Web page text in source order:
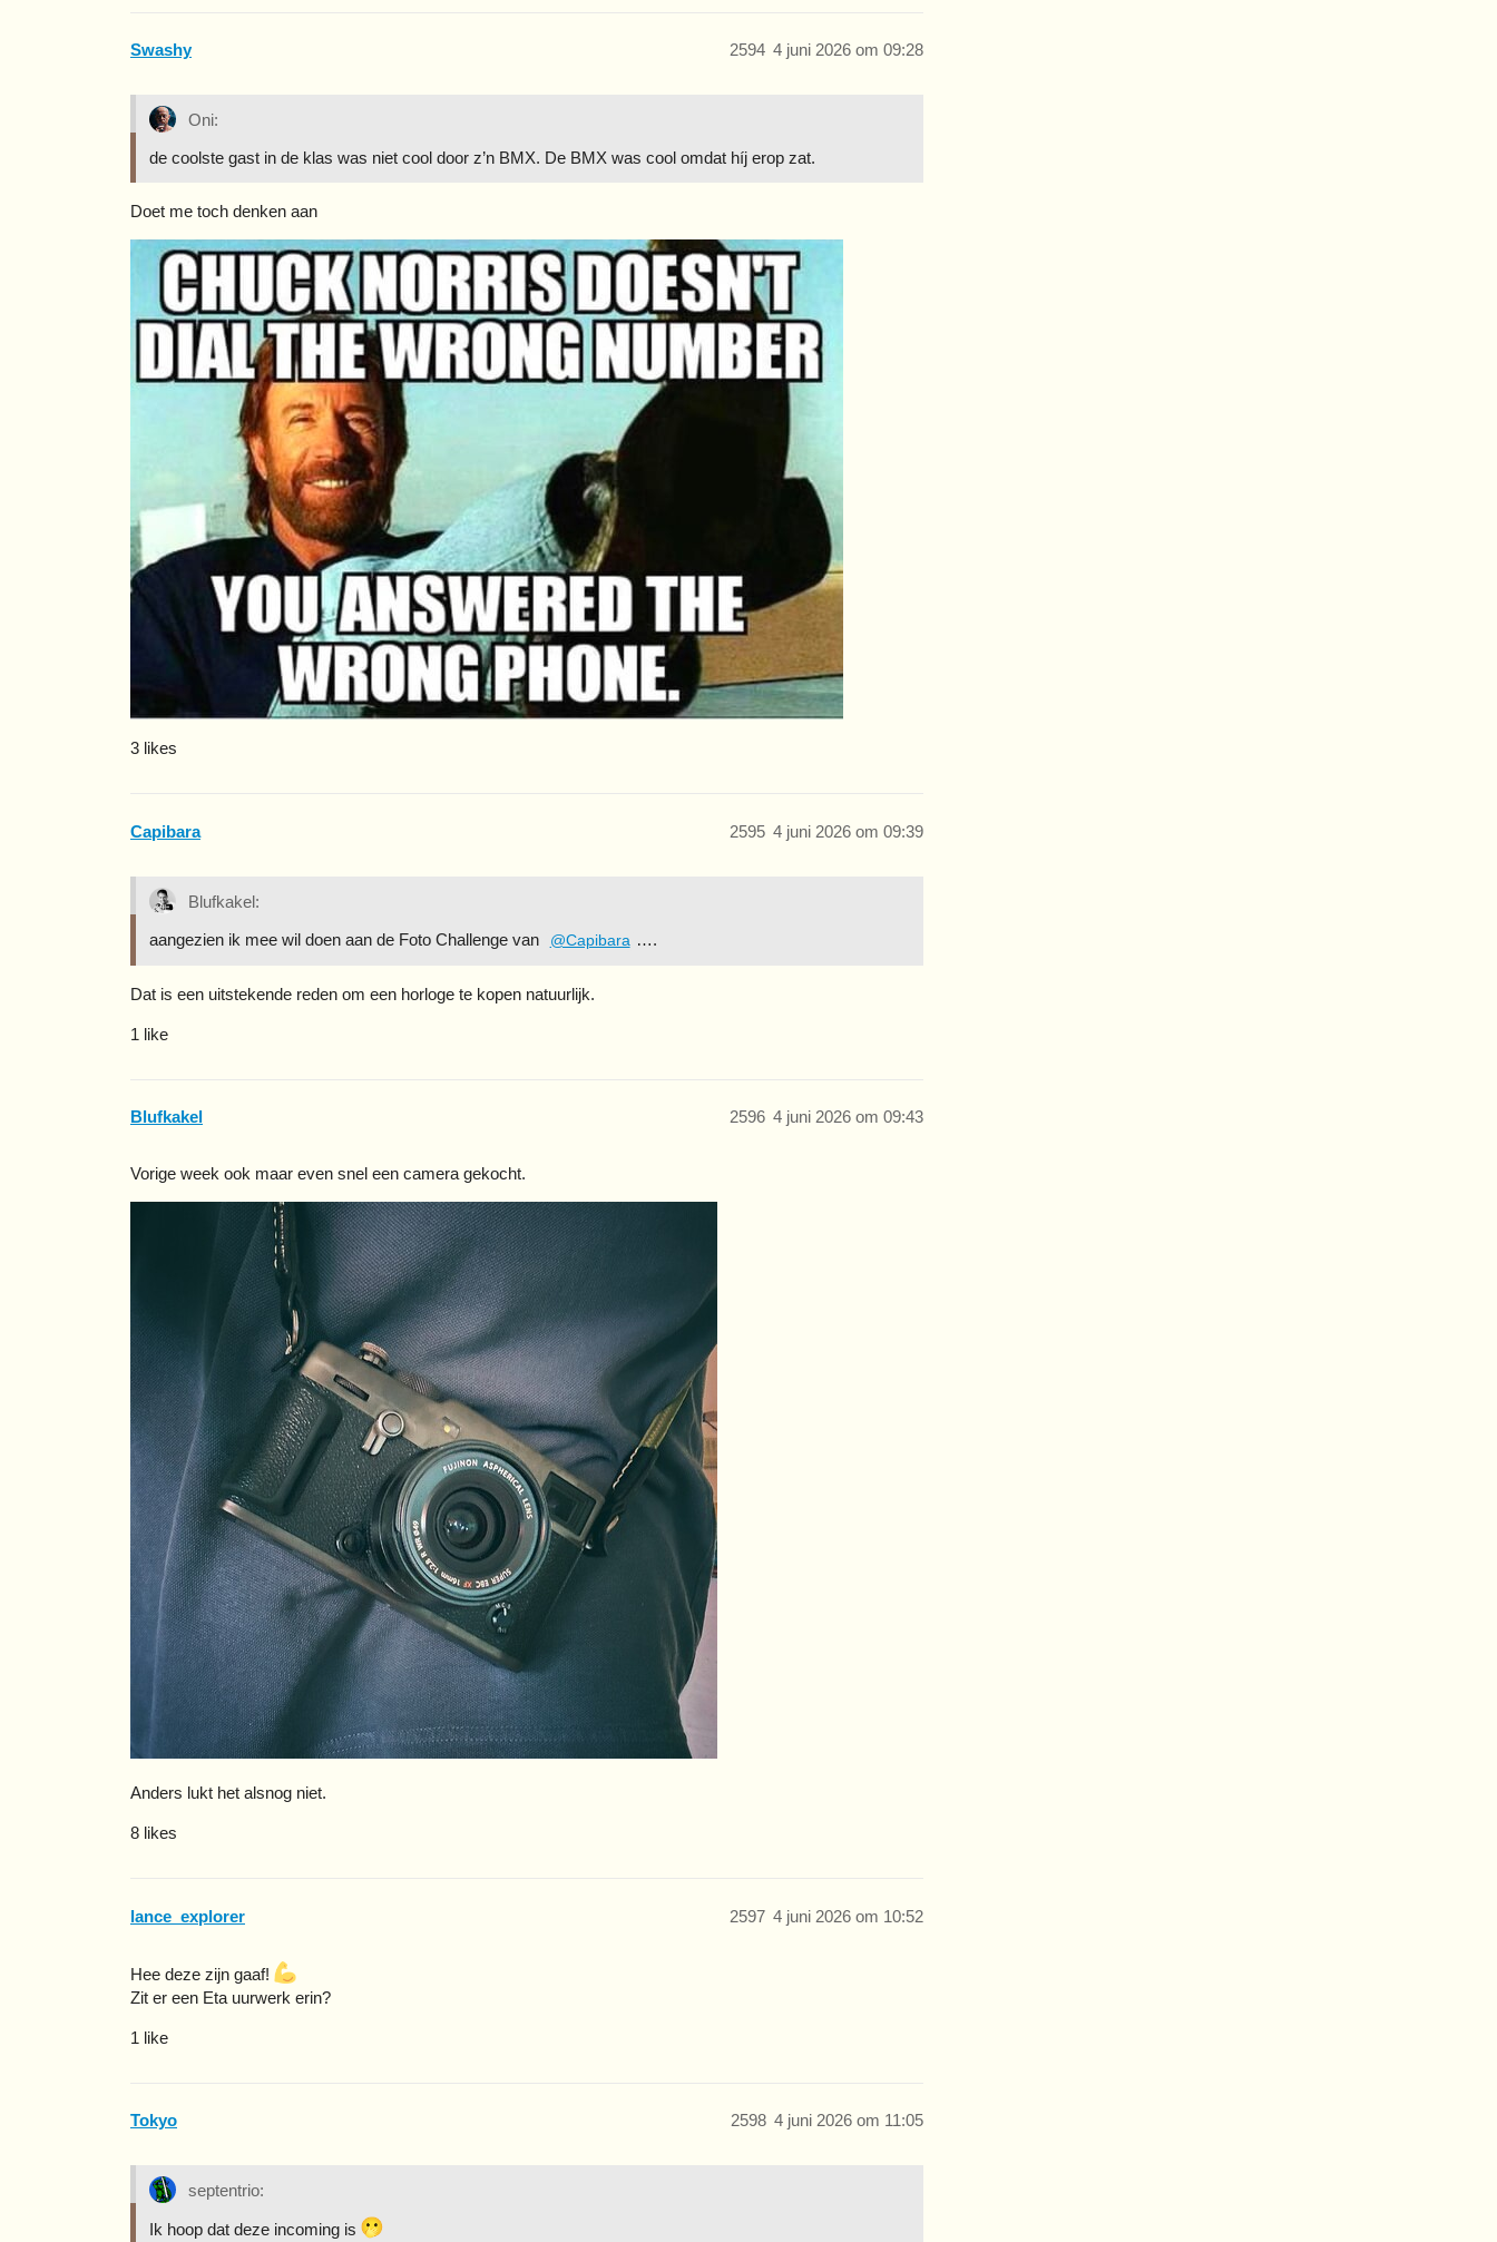
Swashy 4 juni 2026 om 09:28
2594
Oni:
de coolste gast in de klas was niet cool door z’n BMX. De BMX was cool omdat híj erop zat.
Doet me toch denken aan
3 likes
Capibara 4 juni 2026 om 09:39
2595
Blufkakel:
aangezien ik mee wil doen aan de Foto Challenge van @Capibara ….
Dat is een uitstekende reden om een horloge te kopen natuurlijk.
1 like
Blufkakel 4 juni 2026 om 09:43
2596
Vorige week ook maar even snel een camera gekocht.
Anders lukt het alsnog niet.
8 likes
lance_explorer 4 juni 2026 om 10:52
2597
Hee deze zijn gaaf!
Zit er een Eta uurwerk erin?
1 like
Tokyo 4 juni 2026 om 11:05
2598
septentrio:
Ik hoop dat deze incoming is